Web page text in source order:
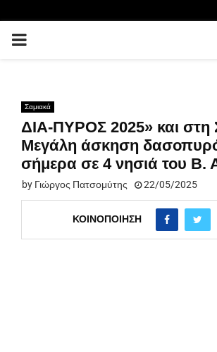
PRIMARY
Σαμιακά
ΔΙΑ-ΠΥΡΟΣ 2025» και στη
Μεγάλη άσκηση
σήμερα σε 4 νησιά του Β.
by Γιώργος Πατσομύτης 22/05/2025
ΚΟΙΝΟΠΟΊΗΣΗ